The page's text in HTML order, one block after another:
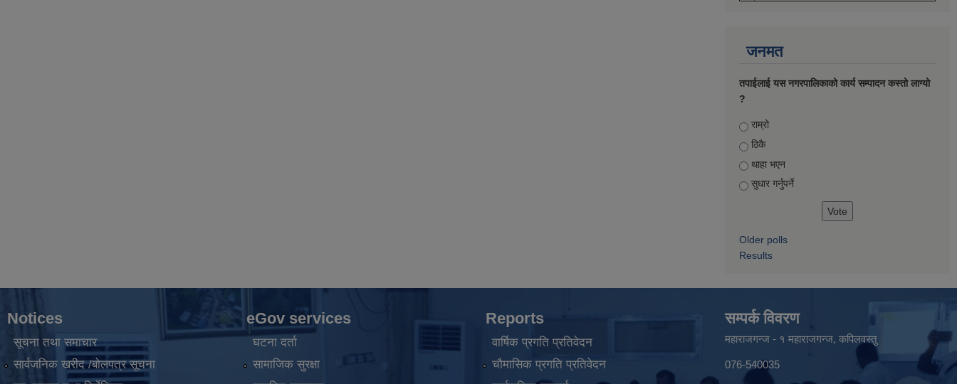
जनमत
तपाईलाई यस नगरपालिकाको कार्य सम्पादन कस्तो लाग्यो
?
Choices
राम्रो
ठिकै
थाहा भएन
सुधार गर्नुपर्ने
Older polls
Results
Notices
सूचना तथा समाचार
सार्वजनिक खरीद /बोलपत्र सूचना
eGov services
घटना दर्ता
सामाजिक सुरक्षा
Reports
वार्षिक प्रगति प्रतिवेदन
चौमासिक प्रगति प्रतिवेदन
सम्पर्क विवरण
महाराजगन्ज - १ महाराजगन्ज, कपिलवस्तु
076-540035